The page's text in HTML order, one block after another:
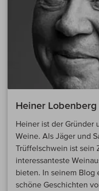
Heiner Lobenberg
Heiner ist der Gründer
Weine. Als Jäger und
Trüffelschwein ist sein
interessanteste
bieten. In seinem Blog
schöne Geschichten